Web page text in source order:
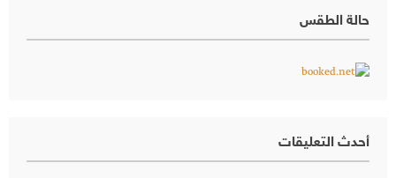
حالة الطقس
أحدث التعليقات